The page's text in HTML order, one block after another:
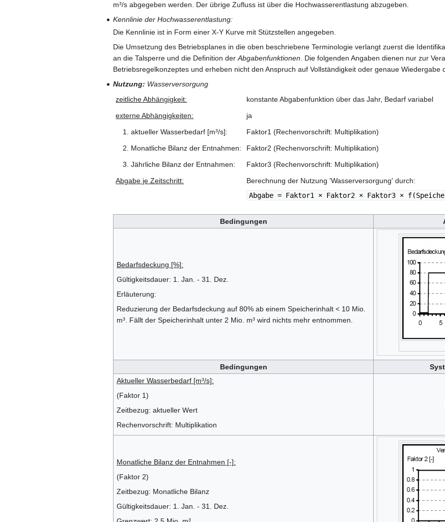
m³/s abgegeben werden. Der übrige Zufluss ist über die Hochwasserentlastung abzugeben.
Kennlinie der Hochwasserentlastung:
Die Kennlinie ist in Form einer X-Y Kurve mit Stützstellen angegeben.
Die Umsetzung des Betriebsplanes in die oben beschriebene Terminologie verlangt zuerst die
an die Talsperre und die Definition derAbgabenfunktionen. Die folgenden Angaben dienen nur zur
Betriebsregelkonzeptes und erheben nicht den Anspruch auf Vollständigkeit oder genaue Wiedergabe
Nutzung: Wasserversorgung
zeitliche Abhängigkeit:
konstante Abgabenfunktion über das Jahr, Bedarf variabel
externe Abhängigkeiten:
ja
1. aktueller Wasserbedarf [m³/s]:
Faktor1 (Rechenvorschrift: Multiplikation)
2. Monatliche Bilanz der Entnahmen:
Faktor2 (Rechenvorschrift: Multiplikation)
3. Jährliche Bilanz der Entnahmen:
Faktor3 (Rechenvorschrift: Multiplikation)
Abgabe je Zeitschritt:
Berechnung der Nutzung 'Wasserversorgung' durch:
Abgabe = Faktor1 × Faktor2 × Faktor3 ×
Bedingungen
Bedarfsdeckung [%]:
Gültigkeitsdauer: 1. Jan. - 31. Dez.
Erläuterung:
Reduzierung der Bedarfsdeckung auf 80% ab einem Speicherinhalt < 10 Mio.
m³. Fällt der Speicherinhalt unter 2 Mio. m³ wird nichts mehr entnommen.
Bedingungen
Aktueller Wasserbedarf [m³/s]:
(Faktor 1)
Zeitbezug: aktueller Wert
Rechenvorschrift: Multiplikation
Monatliche Bilanz der Entnahmen [-]:
(Faktor 2)
Zeitbezug: Monatliche Bilanz
Gültigkeitsdauer: 1. Jan. - 31. Dez.